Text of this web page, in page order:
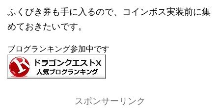
ふくびき券も手に入るので、コインボス実装前に集
めておきたいです。
ブログランキング参加中です
スポンサーリンク